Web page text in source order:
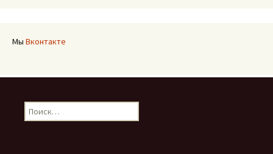
Мы Вконтакте
Найти: